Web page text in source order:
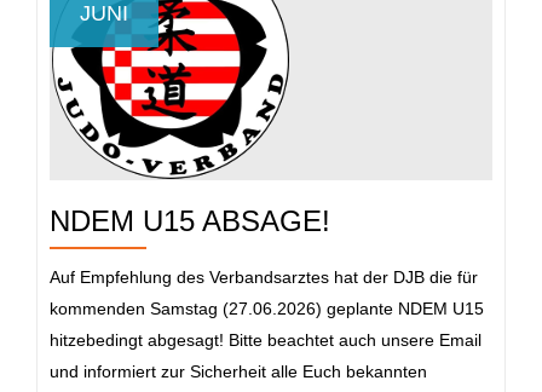
JUNI
NDEM U15 ABSAGE!
Auf Empfehlung des Verbandsarztes hat der DJB die für
kommenden Samstag (27.06.2026) geplante NDEM U15
hitzebedingt abgesagt! Bitte beachtet auch unsere Email
und informiert zur Sicherheit alle Euch bekannten